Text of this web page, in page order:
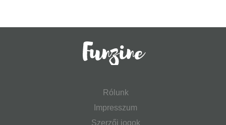
Rólunk
Impresszum
Szerzői jogok